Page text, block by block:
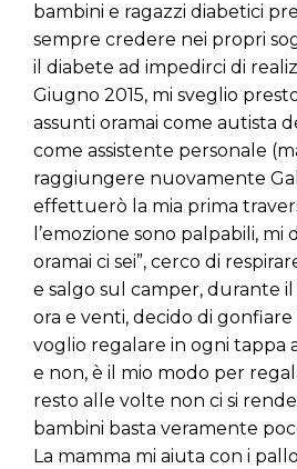
bambini e ragazzi diabetici
sempre credere nei propri
il diabete ad impedirci di
Giugno 2015, mi sveglio
assunti oramai come autista
come assistente personale
raggiungere nuovamente
effettuerò la mia prima
l’emozione sono palpabili, mi
oramai ci sei”, cerco di
e salgo sul camper, durante
ora e venti, decido di
voglio regalare in ogni tappa
e non, è il mio modo per
resto alle volte non ci si
bambini basta veramente
La mamma mi aiuta con i